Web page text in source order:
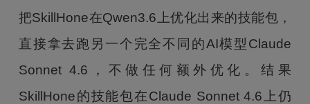
把SkillHone在Qwen3.6上优化出来的技能包，
直接拿去跑另一个完全不同的AI模型Claude
Sonnet 4.6，不做任何额外优化。结果
SkillHone的技能包在Claude Sonnet 4.6上仍